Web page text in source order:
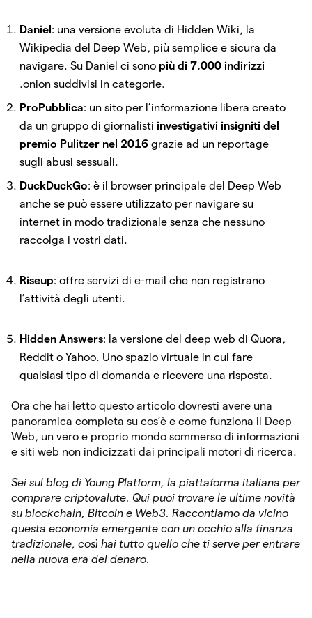
Daniel : una versione evoluta di Hidden Wiki, la
Wikipedia del Deep Web, più semplice e sicura da
navigare. Su Daniel ci sono più di 7.000 indirizzi
.onion suddivisi in categorie.
ProPubblica: un sito per l’informazione libera creato
da un gruppo di giornalisti investigativi insigniti del
premio Pulitzer nel 2016 grazie ad un reportage
sugli abusi sessuali.
DuckDuckGo: è il browser principale del Deep Web
anche se può essere utilizzato per navigare su
internet in modo tradizionale senza che nessuno
raccolga i vostri dati.
Riseup: offre servizi di e-mail che non registrano
l’attività degli utenti.
Hidden Answers: la versione del deep web di Quora,
Reddit o Yahoo. Uno spazio virtuale in cui fare
qualsiasi tipo di domanda e ricevere una risposta.
Ora che hai letto questo articolo dovresti avere una
panoramica completa su cos’è e come funziona il Deep
Web, un vero e proprio mondo sommerso di informazioni
e siti web non indicizzati dai principali motori di ricerca.
Sei sul blog di Young Platform, la piattaforma italiana per
comprare criptovalute. Qui puoi trovare le ultime novità
su blockchain, Bitcoin e Web3. Raccontiamo da vicino
questa economia emergente con un occhio alla finanza
tradizionale, così hai tutto quello che ti serve per entrare
nella nuova era del denaro.